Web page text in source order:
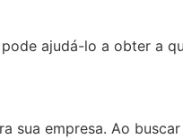
ajudá-lo a obter a
sua empresa. Ao